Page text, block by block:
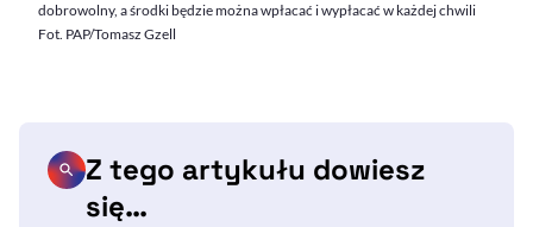
dobrowolny, a środki będzie można wpłacać i wypłacać w każdej chwili
Fot. PAP/Tomasz Gzell
Z tego artykułu dowiesz
się…